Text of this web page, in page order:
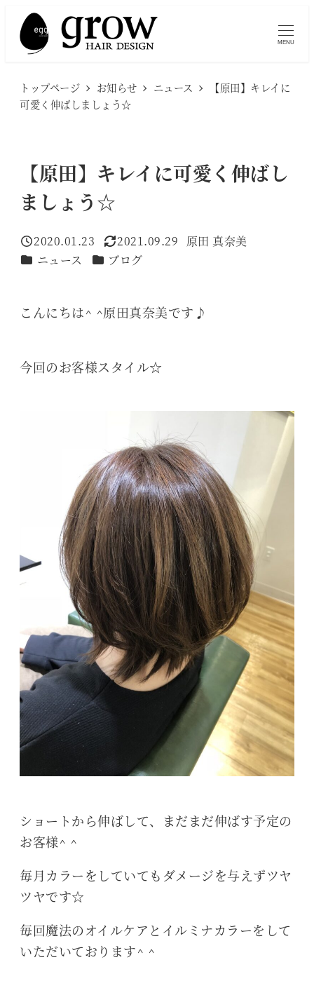
MENU
トップページ お知らせ ニュース
【原田】キレイに
可愛く伸ばしましょう☆
【原田】キレイに可愛く伸ばし
ましょう☆
投稿日
2020.01.23
更新日
2021.09.29
著
原田 真奈美
カテゴリー
ニュース カテゴリー
ブログ
こんにちは^ ^原田真奈美です♪
今回のお客様スタイル☆
ショートから伸ばして、まだまだ伸ばす予定の
お客様^ ^
毎月カラーをしていてもダメージを与えずツヤ
ツヤです☆
毎回魔法のオイルケアとイルミナカラーをして
いただいております^ ^